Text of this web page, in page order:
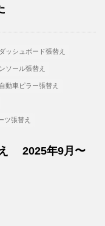
ッシュボード張替え
ソール張替え
自動車ピラー張替え
ツ張替え
2025年9月〜